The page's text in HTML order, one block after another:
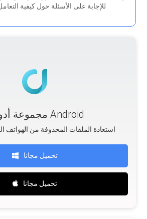
للإجابة على الأسئلة حول كيفية
مجموعة أدوات Android
.استعادة الملفات المحذوفة من الهواتف
تحميل مجانا
تحميل مجانا